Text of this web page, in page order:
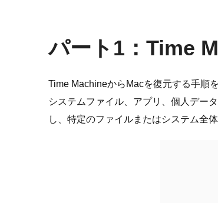
パート1：Time
Time MachineからMacを復元する手順
システムファイル、アプリ、個人デー
し、特定のファイルまたはシステム全